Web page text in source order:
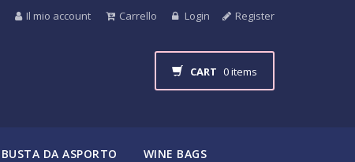
Il mio account Carrello Login Register
CART 0 items
BUSTA DA ASPORTO WINE BAGS